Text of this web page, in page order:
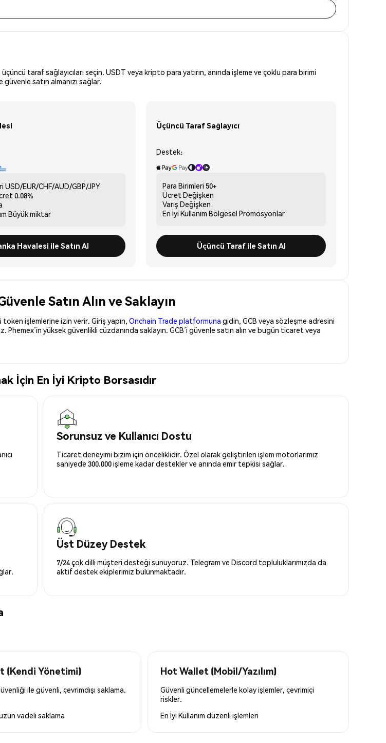
taraf sağlayıcıları seçin. USDT veya kripto para yatırın, anında işleme ve çoklu para birimi
satın almanızı sağlar.
USD/EUR/CHF/AUD/GBP/JPY
0.08%
Büyük miktar
Havalesi ile Satın Al
Üçüncü Taraf Sağlayıcı
Destek:
Para Birimleri 50+
Ücret Değişken
Varış Değişken
En İyi Kullanım Bölgesel Promosyonlar
Üçüncü Taraf ile Satın Al
Satın Alın ve Saklayın
işlemlerine izin verir. Giriş yapın, Onchain Trade platformuna gidin, GCB veya sözleşme adresini
Phemex’in yüksek güvenlikli cüzdanında saklayın. GCB’i güvenle satın alın ve bugün ticaret veya
İçin En İyi Kripto Borsasıdır
Sorunsuz ve Kullanıcı Dostu
Ticaret deneyimi bizim için önceliklidir. Özel olarak geliştirilen işlem motorlarımız
saniyede 300.000 işleme kadar destekler ve anında emir tepkisi sağlar.
Üst Düzey Destek
7/24 çok dilli müşteri desteği sunuyoruz. Telegram ve Discord topluluklarımızda da
aktif destek ekiplerimiz bulunmaktadır.
(Kendi Yönetimi)
ile güvenli, çevrimdışı saklama.
vadeli saklama
Hot Wallet (Mobil/Yazılım)
Güvenli güncellemelerle kolay işlemler, çevrimiçi
riskler.
En İyi Kullanım düzenli işlemleri